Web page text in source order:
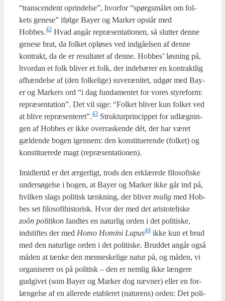
“trans­cen­dent oprin­del­se”, hvor­for “spørgs­må­let om fol­
kets gene­se” iføl­ge Bay­er og Mar­ker opstår med
Hobbes.42 Hvad angår repræ­sen­ta­tio­nen, så slut­ter den­ne
gene­se brat, da fol­ket oplø­ses ved ind­gå­el­sen af den­ne
kon­trakt, da de er resul­ta­tet af den­ne. Hob­bes’ løs­ning på,
hvor­dan et folk bli­ver et folk, der inde­bæ­rer en kon­trakt­lig
afhæn­del­se af (den fol­ke­li­ge) suveræ­ni­tet, udgør med Bay­
er og Mar­kers ord “i dag fun­da­men­tet for vores sty­re­form:
repræ­sen­ta­tion”. Det vil sige: “Fol­ket bli­ver kun fol­ket ved
at bli­ve repræsenteret”.43 Struk­tur­prin­cip­pet for udlæg­nin­
gen af Hob­bes er ikke over­ra­sken­de dét, der har været
gæl­den­de bogen igen­nem: den kon­sti­tu­e­ren­de (fol­ket) og
kon­sti­tu­e­re­de magt (repræ­sen­ta­tio­nen).
Imid­ler­tid er det ærger­ligt, trods den erklæ­re­de filo­so­fi­ske
under­sø­gel­se i bogen, at Bay­er og Mar­ker ikke går ind på,
hvil­ken slags poli­tisk tænk­ning, der bli­vermulig med Hob­
bes set filo­so­fi­hi­sto­risk. Hvor der med det ari­sto­te­li­ske
zoôn poli­ti­kon fand­tes en natur­lig orden i det poli­ti­ske,
indstif­tes der med Homo Homi­ni Lupus44 ikke kun et brud
med den natur­li­ge orden i det poli­ti­ske. Brud­det angår også
måden at tæn­ke den men­ne­ske­li­ge natur på, og måden, vi
orga­ni­se­rer os på poli­tisk – den er nem­lig ikke læn­ge­re
gud­gi­vet (som Bay­er og Mar­ker dog næv­ner) eller en for­
læn­gel­se af en alle­re­de etab­le­ret (natu­rens) orden: Det poli­